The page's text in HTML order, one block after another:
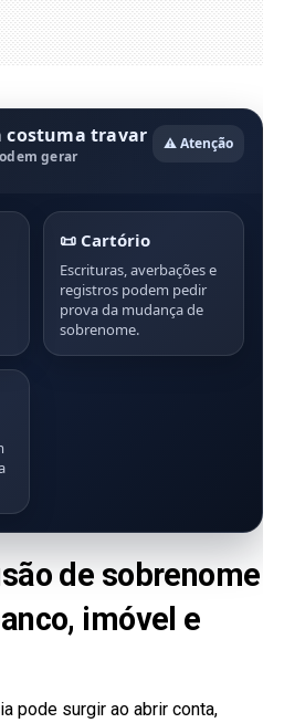
costuma travar
gerar
⚠️ Atenção
📜 Cartório
Escrituras, averbações e
registros podem pedir
prova da mudança de
sobrenome.
de sobrenome
imóvel e
pode surgir ao abrir conta,